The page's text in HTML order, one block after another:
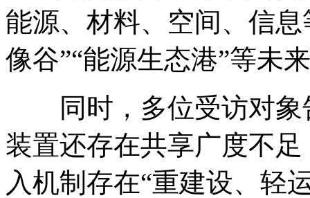
能源、材料、空间、信
像谷”“能源生态港”等未
同时，多位受访对
装置还存在共享广度不
入机制存在“重建设、轻